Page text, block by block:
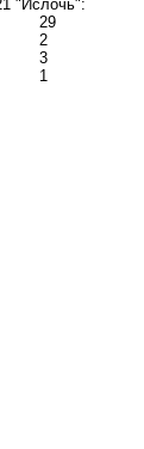
"Ислочь":
29
2
3
1